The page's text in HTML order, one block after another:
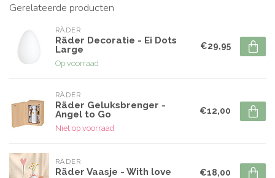
Gerelateerde producten
RÄDER
Räder Decoratie - Ei Dots
Large
Op voorraad
€29,95
RÄDER
Räder Geluksbrenger -
Angel to Go
Niet op voorraad
€12,00
RÄDER
Räder Vaasje - With love €18,00